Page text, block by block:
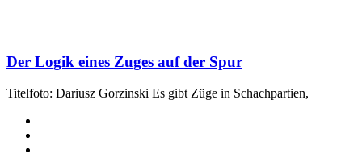
Der Logik eines Zuges auf der Spur
Titelfoto: Dariusz Gorzinski Es gibt Züge in Schachpartien,